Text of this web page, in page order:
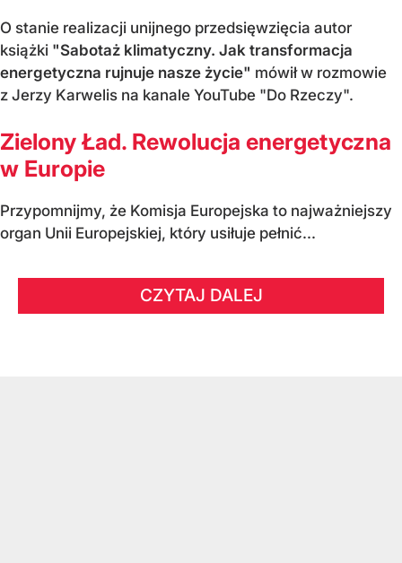
O stanie realizacji unijnego przedsięwzięcia autor
książki "Sabotaż klimatyczny. Jak transformacja
energetyczna rujnuje nasze życie" mówił w rozmowie
z Jerzy Karwelis na kanale YouTube "Do Rzeczy".
Zielony Ład. Rewolucja energetyczna
w Europie
Przypomnijmy, że Komisja Europejska to najważniejszy
organ Unii Europejskiej, który usiłuje pełnić...
CZYTAJ DALEJ